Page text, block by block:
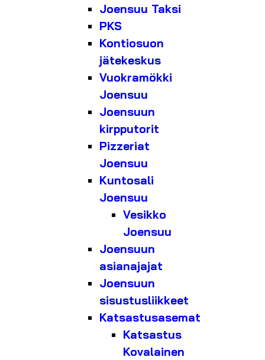
Joensuu Taksi
PKS
Kontiosuon
jätekeskus
Vuokramökki
Joensuu
Joensuun
kirpputorit
Pizzeriat
Joensuu
Kuntosali
Joensuu
Vesikko
Joensuu
Joensuun
asianajajat
Joensuun
sisustusliikkeet
Katsastusasemat
Katsastus
Kovalainen